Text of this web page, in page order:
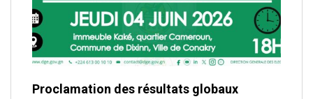
Proclamation des résultats globaux